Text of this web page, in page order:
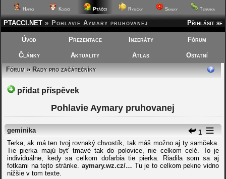
Hafíci Kočičí Ptáčci Rybičky Skalky Terárka
Přihlásit se
PTACCI.NET » Pohlavie Aymary pruhovanej
Úvod Prezentace Inzeráty Fórum
Články Aktuality Atlas
Ostatní
Fórum»Rady pro začátečníky
přidat příspěvek
Pohlavie Aymary pruhovanej
1
geminika
Terka, ak má ten tvoj rovnaký chvostík, tak máš možno aj ty samčeka.
Tie pierka majú byť tmavé tak do polovice, nie celkom celé. To je
individuálne, kedy sa celkom dofarbia tie pierka. Riadila som sa aj
fotkami na tejto stránke. aymary.wz.cz/… Tu je to celkom pekne vidno
nižšie v tom texte.